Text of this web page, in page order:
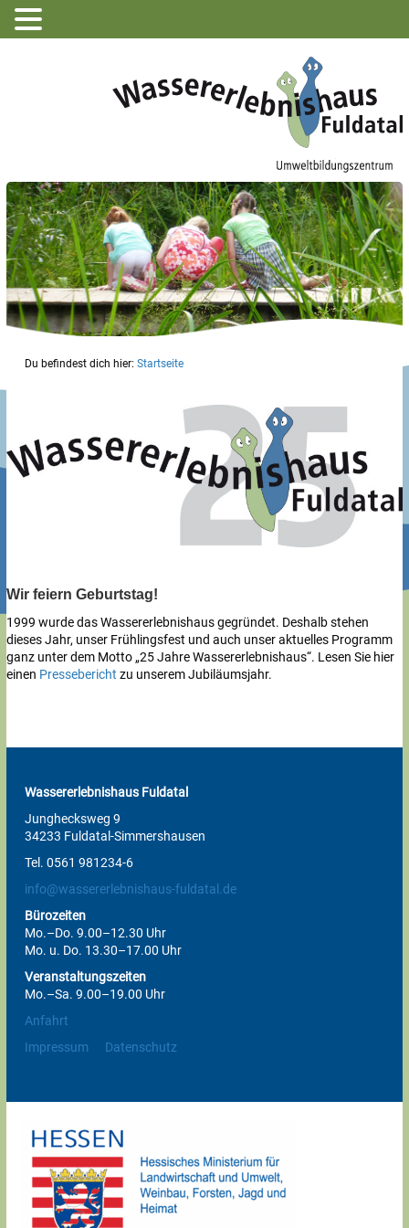
Du befindest dich hier: Startseite
Wir feiern Geburtstag!
1999 wurde das Wassererlebnishaus gegründet. Deshalb stehen
dieses Jahr, unser Frühlingsfest und auch unser aktuelles Programm
ganz unter dem Motto „25 Jahre Wassererlebnishaus“. Lesen Sie hier
einen Pressebericht zu unserem Jubiläumsjahr.
Wassererlebnishaus Fuldatal
Junghecksweg 9
34233 Fuldatal-Simmershausen
Tel. 0561 981234-6
info@wassererlebnishaus-fuldatal.de
Bürozeiten
Mo.–Do. 9.00–12.30 Uhr
Mo. u. Do. 13.30–17.00 Uhr
Veranstaltungszeiten
Mo.–Sa. 9.00–19.00 Uhr
Anfahrt
Impressum
Datenschutz